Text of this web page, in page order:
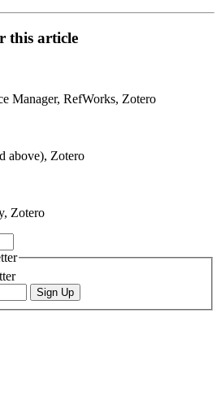
this article
Manager, RefWorks, Zotero
above), Zotero
Zotero